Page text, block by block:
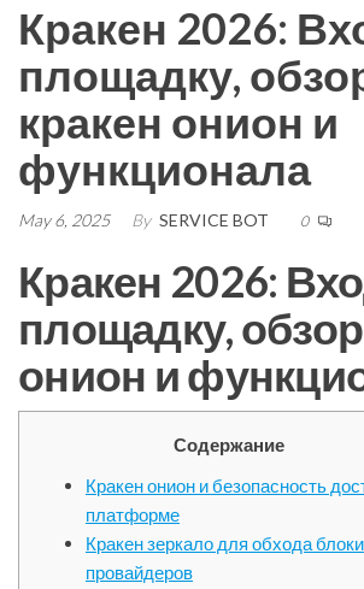
Кракен 2026:
площадку,
кракен онион и
функционала
May 6, 2025 By SERVICE BOT 0
Кракен 2026:
площадку,
онион и
Содержание
Кракен онион и безопасность
платформе
Кракен зеркало для обхода
провайдеров